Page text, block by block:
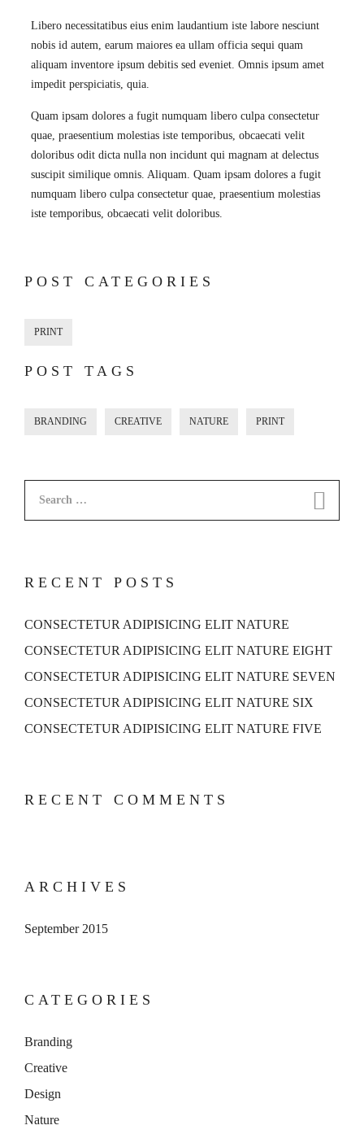
Libero necessitatibus eius enim laudantium iste labore nesciunt
nobis id autem, earum maiores ea ullam officia sequi quam
aliquam inventore ipsum debitis sed eveniet. Omnis ipsum amet
impedit perspiciatis, quia.
Quam ipsam dolores a fugit numquam libero culpa consectetur
quae, praesentium molestias iste temporibus, obcaecati velit
doloribus odit dicta nulla non incidunt qui magnam at delectus
suscipit similique omnis. Aliquam. Quam ipsam dolores a fugit
numquam libero culpa consectetur quae, praesentium molestias
iste temporibus, obcaecati velit doloribus.
POST CATEGORIES
PRINT
POST TAGS
BRANDING CREATIVE NATURE PRINT
Search
RECENT POSTS
CONSECTETUR ADIPISICING ELIT NATURE
CONSECTETUR ADIPISICING ELIT NATURE EIGHT
CONSECTETUR ADIPISICING ELIT NATURE SEVEN
CONSECTETUR ADIPISICING ELIT NATURE SIX
CONSECTETUR ADIPISICING ELIT NATURE FIVE
RECENT COMMENTS
ARCHIVES
September 2015
CATEGORIES
Branding
Creative
Design
Nature